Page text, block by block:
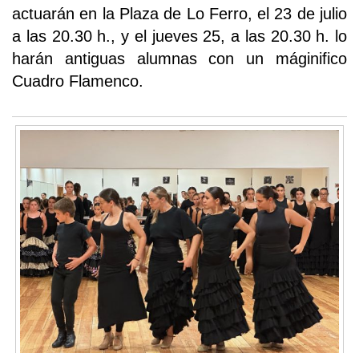
actuarán en la Plaza de Lo Ferro, el 23 de julio
a las 20.30 h., y el jueves 25, a las 20.30 h. lo
harán antiguas alumnas con un máginifico
Cuadro Flamenco.